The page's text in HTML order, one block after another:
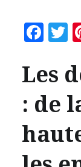
Les
: de